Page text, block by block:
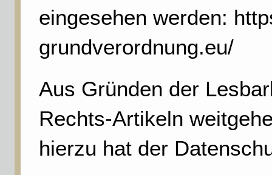
eingesehen werden:
grundverordnung.eu/
Aus Gründen der
Rechts-Artikeln
hierzu hat der